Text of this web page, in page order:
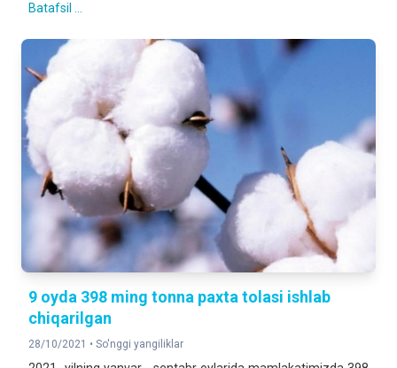
Batafsil ...
9 oyda 398 ming tonna paxta tolasi ishlab
chiqarilgan
28/10/2021 • So'nggi yangiliklar